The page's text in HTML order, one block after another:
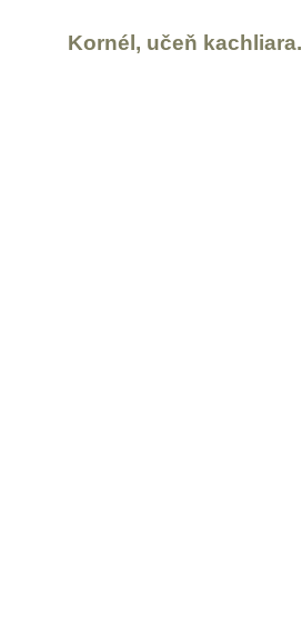
Kornél, učeň kachliara.